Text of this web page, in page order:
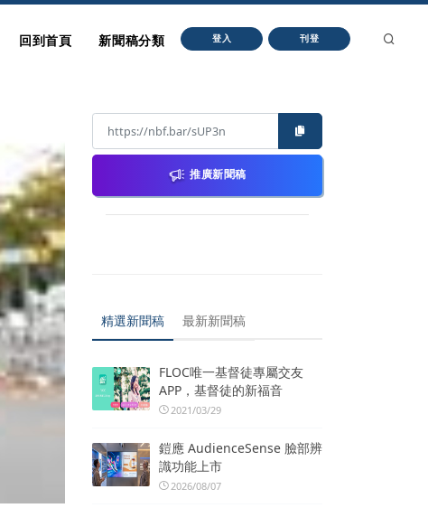
回到首頁 新聞稿分類 登入 刊登
推廣新聞稿
精選新聞稿 最新新聞稿
FLOC唯一基督徒專屬交友
APP，基督徒的新福音
2021/03/29
鎧應 AudienceSense 臉部辨
識功能上市
2026/08/07